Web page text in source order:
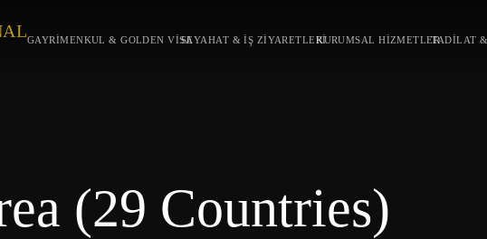
GAYRIMENKUL & GOLDEN VISASEYAHAT & İŞ ZIYARETLERIKURUMSAL HIZMETLERTADILAT
(29 Countries)